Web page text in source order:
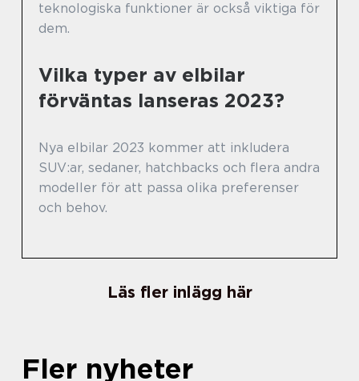
teknologiska funktioner är också viktiga för
dem.
Vilka typer av elbilar
förväntas lanseras 2023?
Nya elbilar 2023 kommer att inkludera
SUV:ar, sedaner, hatchbacks och flera andra
modeller för att passa olika preferenser
och behov.
Läs fler inlägg här
Fler nyheter